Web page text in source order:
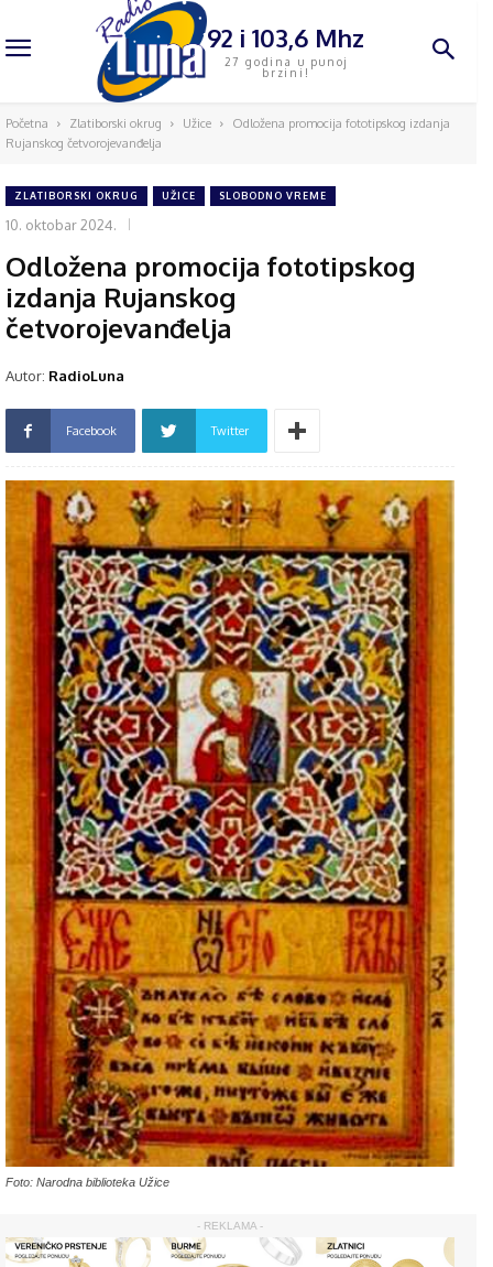
92 i 103,6 Mhz
27 godina u punoj
brzini!
Početna Zlatiborski okrug Užice
Odložena promocija fototipskog izdanja
Rujanskog četvorojevanđelja
ZLATIBORSKI OKRUG UŽICE SLOBODNO VREME
10. oktobar 2024.
Odložena promocija fototipskog
izdanja Rujanskog
četvorojevanđelja
Autor: RadioLuna
Facebook Twitter
Foto: Narodna biblioteka Užice
- REKLAMA -